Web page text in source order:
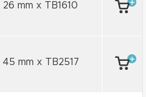
26 mm x TB1610
45 mm x TB2517